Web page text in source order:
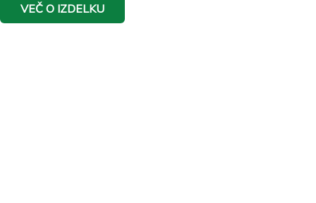
VEČ O IZDELKU